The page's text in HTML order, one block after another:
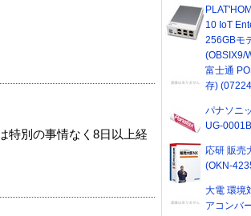
特別の事情なく8日以上経
10 IoT
256GBモ
(OBSIX9/
富士通
存)
パナソニ
UG-
応研 販売
(OKN-
大電 環境
アコンバ